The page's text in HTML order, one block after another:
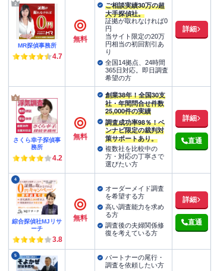
MR探偵事務所
4.7
無料
ご相談実績30万の超
大手探偵社。
証拠が取れなければ0
円
当サイト限定の20万
円相当の初回割引あ
り
全国14拠点、24時間
365日対応。即日調査
希望の方
詳細
さくら幸子探偵事
務所
4.2
無料
創業38年！全国30支
社・年間問合せ件数
25,000件の実績
調査成功率98％！ベ
ンナビ限定の裁判対
策サポートあり。
複数社を比較中の
方・対応の丁寧さで
選びたい方
詳細
直通
4
綜合探偵社MJリサ
ーチ
3.8
無料
オーダーメイド調査
を希望する方
高い調査能力を求め
る方
調査後の夫婦関係修
復を考えている方
詳細
直通
5
パートナーの尾行・
調査を依頼したい方